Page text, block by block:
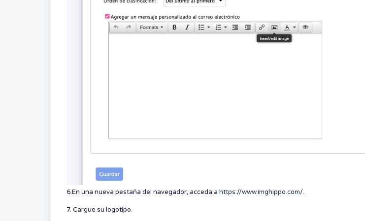
6.En una nueva pestaña del navegador, acceda a https://www.imghippo.com/.
7. Cargue su logotipo.